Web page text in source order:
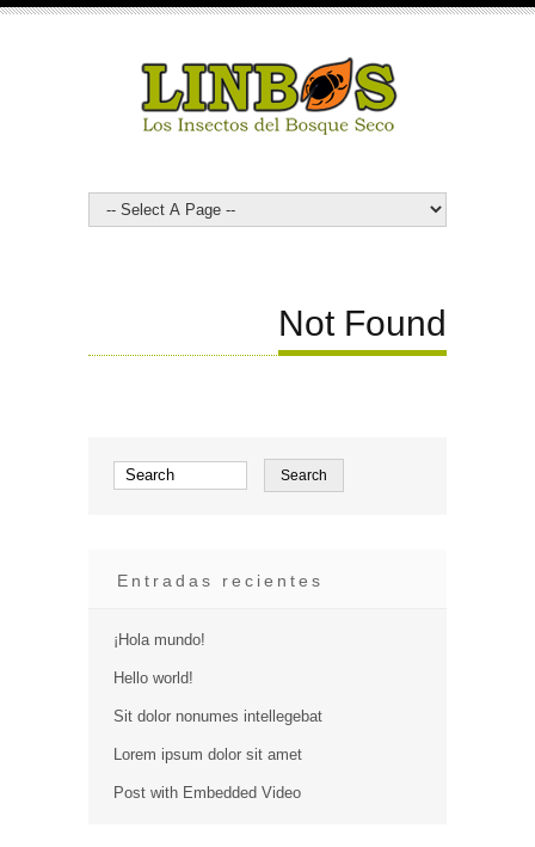
Not Found
Entradas recientes
¡Hola mundo!
Hello world!
Sit dolor nonumes intellegebat
Lorem ipsum dolor sit amet
Post with Embedded Video